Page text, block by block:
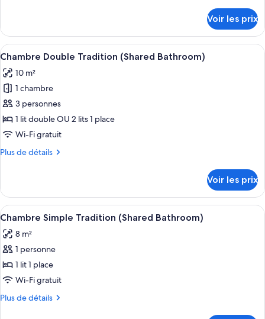
Chambre
Simple
Tradition
le
type
de
Chambre
Simple
Tradition
Voir les prix
Afficher
toutes
les
photos
pour
ce
type
chambre :
Tradition
(Shared
Bathroom)
Chambre Double Tradition (Shared
4
Chambre Double Tradition (Shared Bathroom)
10 m²
1 chambre
3 personnes
1 lit double OU 2 lits 1 place
Wi-Fi gratuit
Plus de détails
Plus
le
type
de
Chambre
Double
(Shared
Bathroom)
Voir les prix
Afficher
toutes
les
photos
pour
ce
type
Lits bébé (en supplément), lits
4
Chambre Simple Tradition (Shared Bathroom)
8 m²
1 personne
1 lit 1 place
Wi-Fi gratuit
Plus de détails
Plus